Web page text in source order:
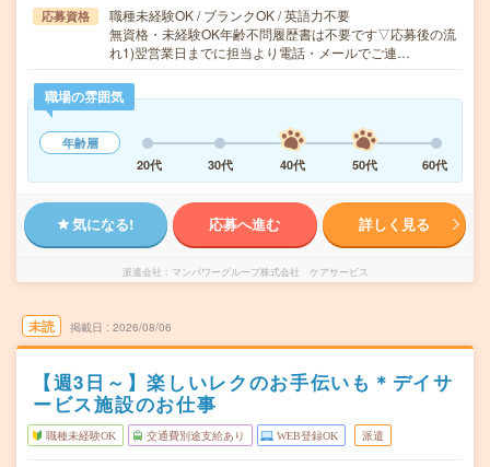
応募資格
職種未経験OK / ブランクOK / 英語力不要
無資格・未経験OK年齢不問履歴書は不要です▽応募後の流
れ1)翌営業日までに担当より電話・メールでご連…
職場の雰囲気
年齢層
20代
30代 40代 50代 60代
気になる! 応募へ進む 詳しく見る
派遣会社 マンパワーグループ株式会社 ケアサービス
未読 掲載日 2026/08/06
【週3日～】楽しいレクのお手伝いも＊デイサ
ービス施設のお仕事
職種未経験OK 交通費別途支給あり WEB登録OK 派遣